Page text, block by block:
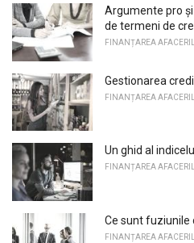
Argumente pro
de termeni de
FINANȚAREA
Gestionarea
FINANȚAREA
Un ghid al
FINANȚAREA
Ce sunt fuziunile
FINANȚAREA